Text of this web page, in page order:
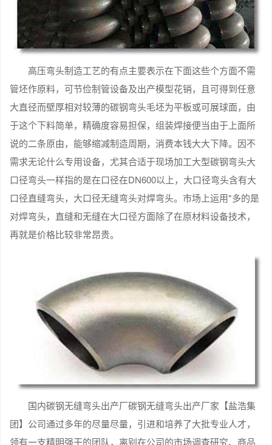
高压弯头制造工艺的有点主要表示在下面这些个方面不需
管坯作原料，可节俭制管设备及出产模型花销，且可得到任意
大直径而壁厚相对较薄的碳钢弯头毛坯为平板或可展球面，由
于这个下料简单，精确度容易担保，组装焊接便当由于上面所
说的二条原由，能够缩减制造周期，消费本钱大大下降。因不
需求无论什么专用设备，尤其合适于现场加工大型碳钢弯头大
口径弯头一样指的是在口径在DN600以上，大口径弯头含有大
口径直缝弯头，大口径无缝弯头对焊弯头。市场上运用*多的是
对焊弯头，直缝和无缝在大口径方面除了在原材料设备技术，
再就是价格比较非常昂贵。
国内碳钢无缝弯头出产厂碳钢无缝弯头出产厂家【盐浩集
团】公司通过多年的尽量尽量，引进和培养了大批专业人才，
领有一支精明强干的团队，离别在公司的市场调查研究、商品